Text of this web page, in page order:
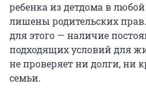
ребенка из детдома в
лишены родительских
для этого — наличие
подходящих условий для
не проверяет ни долги, ни
семьи.